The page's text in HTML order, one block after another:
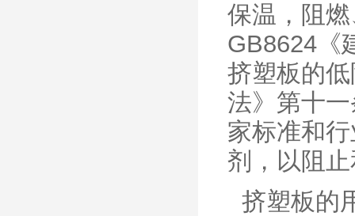
保温，阻
GB8624《
挤塑板的
法》第十
家标准和
剂，以阻
挤塑板的